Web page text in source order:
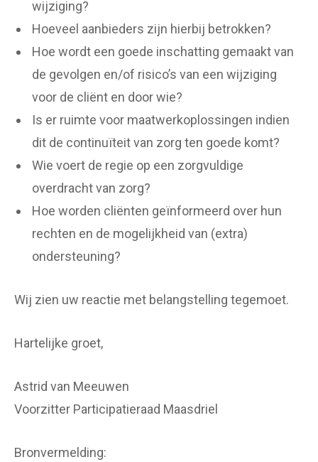
wijziging?
Hoeveel aanbieders zijn hierbij betrokken?
Hoe wordt een goede inschatting gemaakt van
de gevolgen en/of risico’s van een wijziging
voor de cliënt en door wie?
Is er ruimte voor maatwerkoplossingen indien
dit de continuïteit van zorg ten goede komt?
Wie voert de regie op een zorgvuldige
overdracht van zorg?
Hoe worden cliënten geïnformeerd over hun
rechten en de mogelijkheid van (extra)
ondersteuning?
Wij zien uw reactie met belangstelling tegemoet.
Hartelijke groet,
Astrid van Meeuwen
Voorzitter Participatieraad Maasdriel
Bronvermelding: